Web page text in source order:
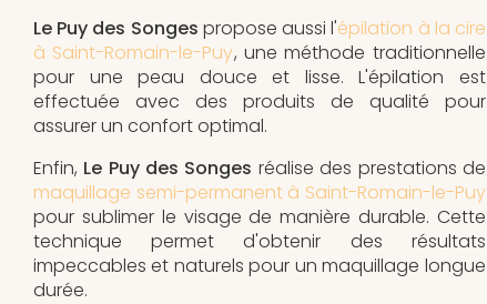
Le Puy des Songes propose aussi l'épilation à la cire
à Saint-Romain-le-Puy, une méthode traditionnelle
pour une peau douce et lisse. L'épilation est
effectuée avec des produits de qualité pour
assurer un confort optimal.
Enfin, Le Puy des Songes réalise des prestations de
maquillage semi-permanent à Saint-Romain-le-Puy
pour sublimer le visage de manière durable. Cette
technique permet d'obtenir des résultats
impeccables et naturels pour un maquillage longue
durée.